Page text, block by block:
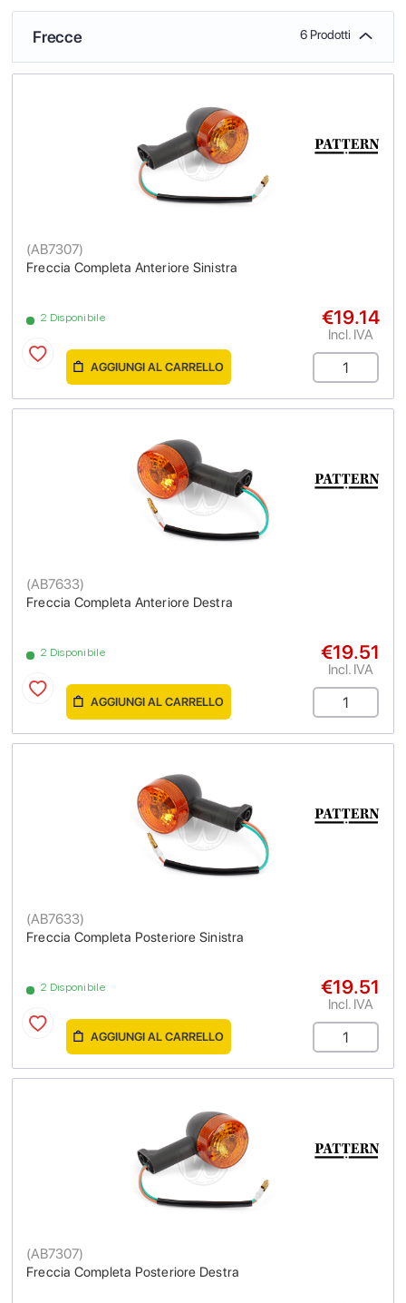
Frecce 6 Prodotti
Freccia Completa Anteriore Sinistra
(AB7307)
2 Disponibile €19.14
Incl. IVA
AGGIUNGI AL CARRELLO
Freccia Completa Anteriore Destra
(AB7633)
2 Disponibile €19.51
Incl. IVA
AGGIUNGI AL CARRELLO
Freccia Completa Posteriore Sinistra
(AB7633)
2 Disponibile €19.51
Incl. IVA
AGGIUNGI AL CARRELLO
Freccia Completa Posteriore Destra
(AB7307)